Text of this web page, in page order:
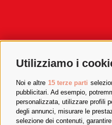
Utilizziamo i
Noi e altre 15 terze parti
pubblicitari. Ad esempio,
personalizzata, utilizzare profili
degli annunci, misurare le
selezione dei contenuti,